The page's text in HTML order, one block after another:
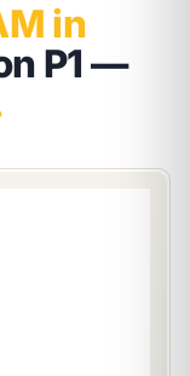
in
P1 —